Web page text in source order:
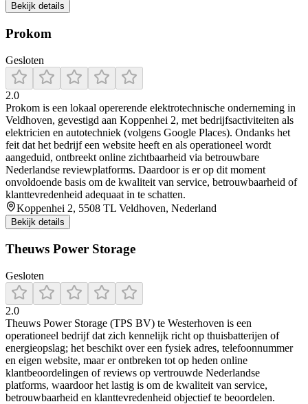
Bekijk details
Prokom
Gesloten
2.0
Prokom is een lokaal opererende elektrotechnische onderneming in
Veldhoven, gevestigd aan Koppenhei 2, met bedrijfsactiviteiten als
elektricien en autotechniek (volgens Google Places). Ondanks het
feit dat het bedrijf een website heeft en als operationeel wordt
aangeduid, ontbreekt online zichtbaarheid via betrouwbare
Nederlandse reviewplatforms. Daardoor is er op dit moment
onvoldoende basis om de kwaliteit van service, betrouwbaarheid of
klanttevredenheid adequaat in te schatten.
Koppenhei 2, 5508 TL Veldhoven, Nederland
Bekijk details
Theuws Power Storage
Gesloten
2.0
Theuws Power Storage (TPS BV) te Westerhoven is een
operationeel bedrijf dat zich kennelijk richt op thuisbatterijen of
energieopslag; het beschikt over een fysiek adres, telefoonnummer
en eigen website, maar er ontbreken tot op heden online
klantbeoordelingen of reviews op vertrouwde Nederlandse
platforms, waardoor het lastig is om de kwaliteit van service,
betrouwbaarheid en klanttevredenheid objectief te beoordelen.